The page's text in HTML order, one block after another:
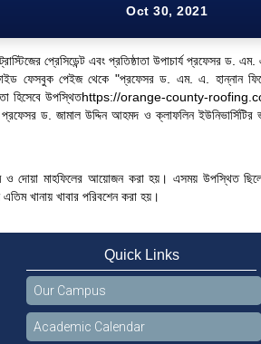
Oct 30, 2021
প্রেসিডেন্ট এবং প্রতিষ্ঠাতা উপাচার্য প্রফেসর ড.
ফেসবুক পেইজ থেকে "প্রফেসর ড. এম. এ. হান্নান
হিসেবে উপস্থিতhttps://orange-county-
ড. জামাল উদ্দিন আহমদ ও ক্লাফলিন ইউনিভার্সিটির
দোয়া মাহফিলের আয়োজন করা হয়। এসময় উপস্থিত ছিলেন
খানায় খাবার পরিবশেন করা হয়।
Quick Links
Our Campus
Academic Calendar